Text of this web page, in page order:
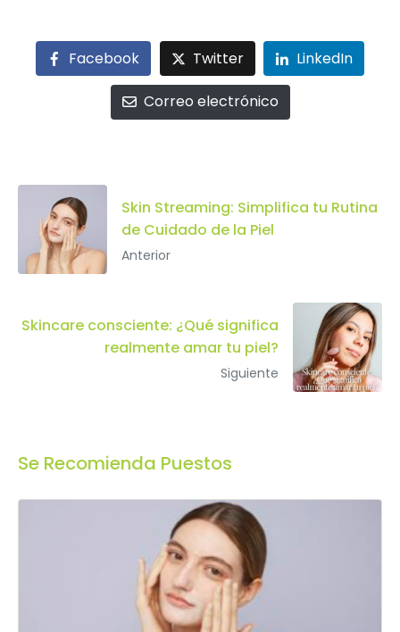
Facebook Twitter LinkedIn
Correo electrónico
Skin Streaming: Simplifica tu Rutina
de Cuidado de la Piel
Anterior
Skincare consciente: ¿Qué significa
realmente amar tu piel?
Siguiente
Se Recomienda Puestos